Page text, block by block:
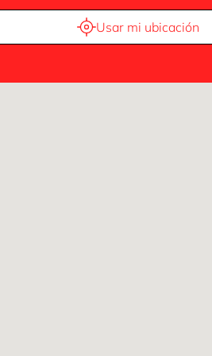
Usar mi ubicación